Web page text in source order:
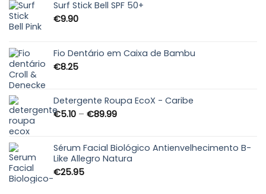
Surf Stick Bell SPF 50+
€9.90
Fio Dentário em Caixa de Bambu
€8.25
Detergente Roupa EcoX - Caribe
€5.10 – €89.99Price
through
€89.99
Sérum Facial Biológico Antienvelhecimento B-
Like Allegro Natura
€25.95